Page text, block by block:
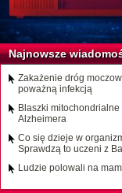
Najnowsze
Zakażenie dróg
poważną infekcją
Blaszki
Alzheimera
Co się dzieje w
Sprawdzą to uczeni z
Ludzie polowali na